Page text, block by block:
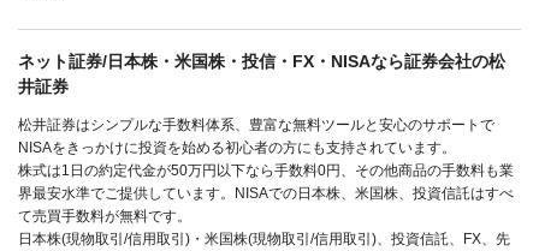
ネット証券/日本株・米国株・投信・FX・NISAなら証券会社の松
井証券
松井証券はシンプルな手数料体系、豊富な無料ツールと安心のサポートで
NISAをきっかけに投資を始める初心者の方にも支持されています。
株式は1日の約定代金が50万円以下なら手数料0円、その他商品の手数料も業
界最安水準でご提供しています。NISAでの日本株、米国株、投資信託はすべ
て売買手数料が無料です。
日本株(現物取引/信用取引)・米国株(現物取引/信用取引)、投資信託、FX、先